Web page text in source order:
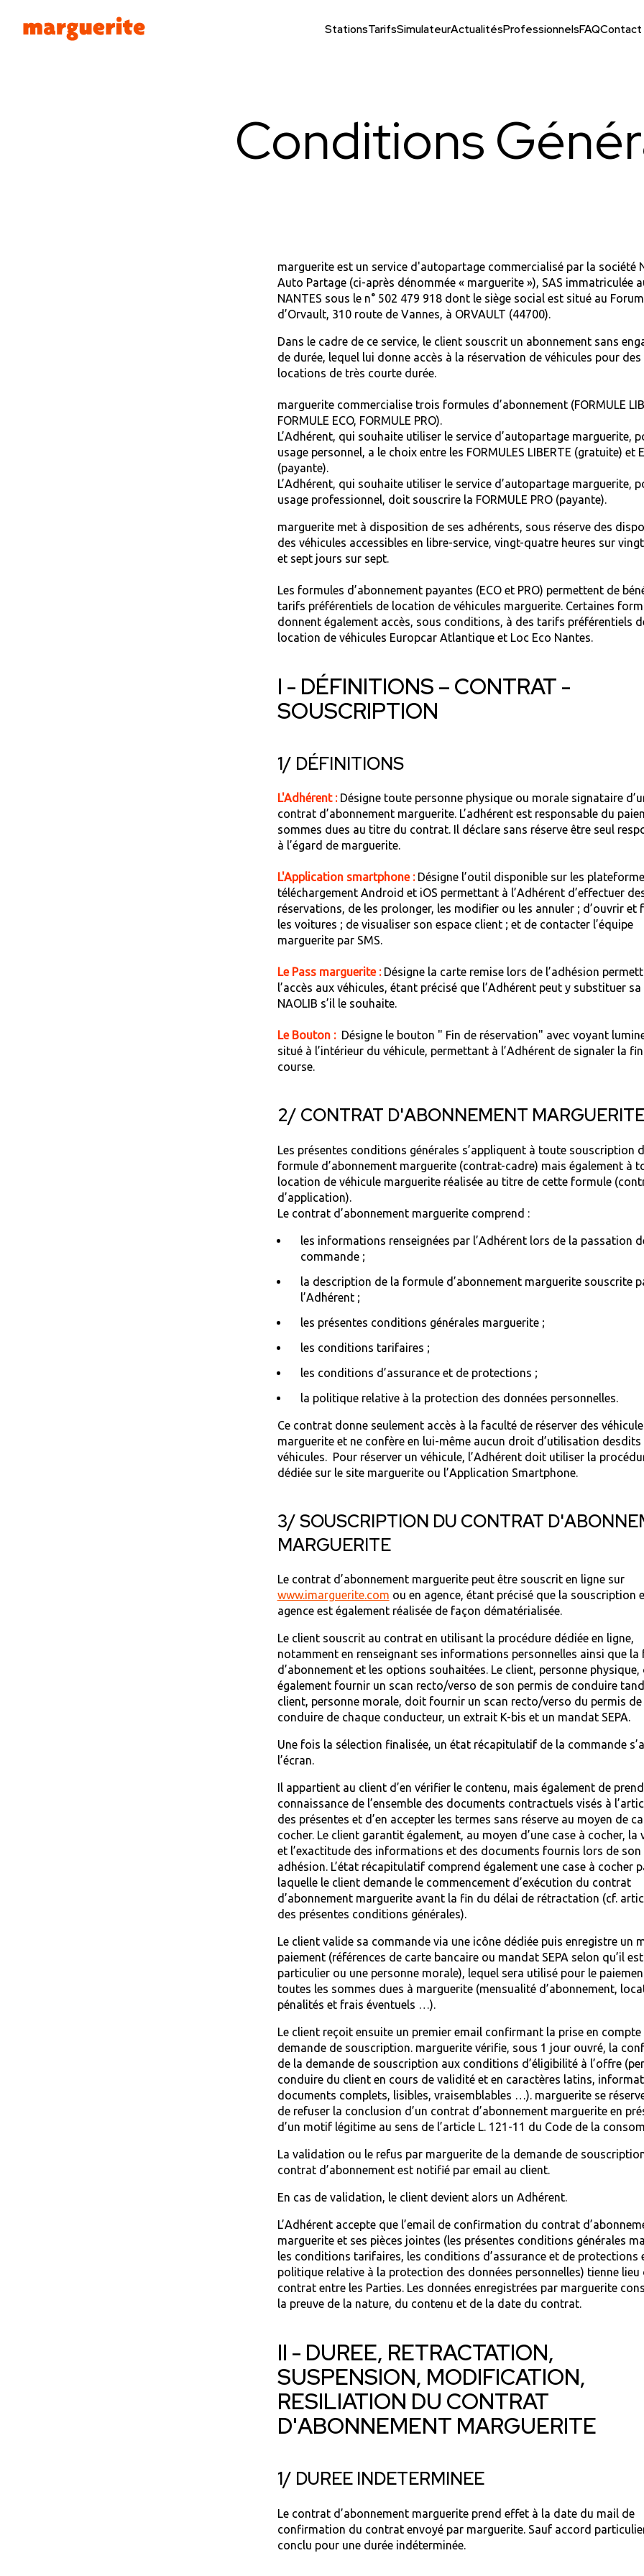
StationsTarifsSimulateurActualitésProfessionnelsFAQContact
Conditions
marguerite est un service d'autopartage commercialisé par la société
Auto Partage (ci-après dénommée « marguerite »), SAS immatriculée
NANTES sous le n° 502 479 918 dont le siège social est situé au Forum
d’Orvault, 310 route de Vannes, à ORVAULT (44700).
Dans le cadre de ce service, le client souscrit un abonnement sans
de durée, lequel lui donne accès à la réservation de véhicules pour des
locations de très courte durée.
marguerite commercialise trois formules d’abonnement (FORMULE
FORMULE ECO, FORMULE PRO).
L’Adhérent, qui souhaite utiliser le service d’autopartage marguerite,
usage personnel, a le choix entre les FORMULES LIBERTE (gratuite) et
(payante).
L’Adhérent, qui souhaite utiliser le service d’autopartage marguerite,
usage professionnel, doit souscrire la FORMULE PRO (payante).
marguerite met à disposition de ses adhérents, sous réserve des
des véhicules accessibles en libre-service, vingt-quatre heures sur
et sept jours sur sept.
Les formules d’abonnement payantes (ECO et PRO) permettent de
tarifs préférentiels de location de véhicules marguerite. Certaines
donnent également accès, sous conditions, à des tarifs préférentiels
location de véhicules Europcar Atlantique et Loc Eco Nantes.
I - DÉFINITIONS – CONTRAT -
SOUSCRIPTION
1/ DÉFINITIONS
L'Adhérent :Désigne toute personne physique ou morale signataire
contrat d’abonnement marguerite. L’adhérent est responsable du
sommes dues au titre du contrat. Il déclare sans réserve être seul
à l’égard de marguerite.
L'Application smartphone : Désigne l’outil disponible sur les
téléchargement Android et iOS permettant à l’Adhérent d’effectuer
réservations, de les prolonger, les modifier ou les annuler ; d’ouvrir et
les voitures ; de visualiser son espace client ; et de contacter l’équipe
marguerite par SMS.
Le Pass marguerite : Désigne la carte remise lors de l’adhésion
l’accès aux véhicules, étant précisé que l’Adhérent peut y substituer
NAOLIB s’il le souhaite.
Le Bouton : Désigne le bouton " Fin de réservation" avec voyant
situé à l’intérieur du véhicule, permettant à l’Adhérent de signaler la
course.
2/ CONTRAT D'ABONNEMENT
Les présentes conditions générales s’appliquent à toute souscription
formule d’abonnement marguerite (contrat-cadre) mais également à
location de véhicule marguerite réalisée au titre de cette formule
d’application).
Le contrat d’abonnement marguerite comprend :
les informations renseignées par l’Adhérent lors de la passation
commande ;
la description de la formule d’abonnement marguerite souscrite
l’Adhérent ;
les présentes conditions générales marguerite ;
les conditions tarifaires ;
les conditions d’assurance et de protections ;
la politique relative à la protection des données personnelles.
Ce contrat donne seulement accès à la faculté de réserver des
marguerite et ne confère en lui-même aucun droit d’utilisation desdits
véhicules. Pour réserver un véhicule, l’Adhérent doit utiliser la
dédiée sur le site marguerite ou l’Application Smartphone.
3/ SOUSCRIPTION DU CONTRAT
MARGUERITE
Le contrat d’abonnement marguerite peut être souscrit en ligne sur
www.imarguerite.com ou en agence, étant précisé que la souscription
agence est également réalisée de façon dématérialisée.
Le client souscrit au contrat en utilisant la procédure dédiée en ligne,
notamment en renseignant ses informations personnelles ainsi que la
d’abonnement et les options souhaitées. Le client, personne
également fournir un scan recto/verso de son permis de conduire
client, personne morale, doit fournir un scan recto/verso du permis de
conduire de chaque conducteur, un extrait K-bis et un mandat SEPA.
Une fois la sélection finalisée, un état récapitulatif de la commande
l’écran.
Il appartient au client d’en vérifier le contenu, mais également de
connaissance de l’ensemble des documents contractuels visés à
des présentes et d’en accepter les termes sans réserve au moyen de
cocher. Le client garantit également, au moyen d’une case à cocher, la
et l’exactitude des informations et des documents fournis lors de son
adhésion. L’état récapitulatif comprend également une case à cocher
laquelle le client demande le commencement d’exécution du contrat
d’abonnement marguerite avant la fin du délai de rétractation (cf.
des présentes conditions générales).
Le client valide sa commande via une icône dédiée puis enregistre un
paiement (références de carte bancaire ou mandat SEPA selon qu’il
particulier ou une personne morale), lequel sera utilisé pour le
toutes les sommes dues à marguerite (mensualité d’abonnement,
pénalités et frais éventuels …).
Le client reçoit ensuite un premier email confirmant la prise en compte
demande de souscription. marguerite vérifie, sous 1 jour ouvré, la
de la demande de souscription aux conditions d’éligibilité à l’offre
conduire du client en cours de validité et en caractères latins,
documents complets, lisibles, vraisemblables …). marguerite se
de refuser la conclusion d’un contrat d’abonnement marguerite en
d’un motif légitime au sens de l’article L. 121-11 du Code de la
La validation ou le refus par marguerite de la demande de
contrat d’abonnement est notifié par email au client.
En cas de validation, le client devient alors un Adhérent.
L’Adhérent accepte que l’email de confirmation du contrat
marguerite et ses pièces jointes (les présentes conditions générales
les conditions tarifaires, les conditions d’assurance et de protections
politique relative à la protection des données personnelles) tienne lieu
contrat entre les Parties. Les données enregistrées par marguerite
la preuve de la nature, du contenu et de la date du contrat.
II - DUREE, RETRACTATION,
SUSPENSION, MODIFICATION,
RESILIATION DU CONTRAT
D'ABONNEMENT MARGUERITE
1/ DUREE INDETERMINEE
Le contrat d’abonnement marguerite prend effet à la date du mail de
confirmation du contrat envoyé par marguerite. Sauf accord
conclu pour une durée indéterminée.